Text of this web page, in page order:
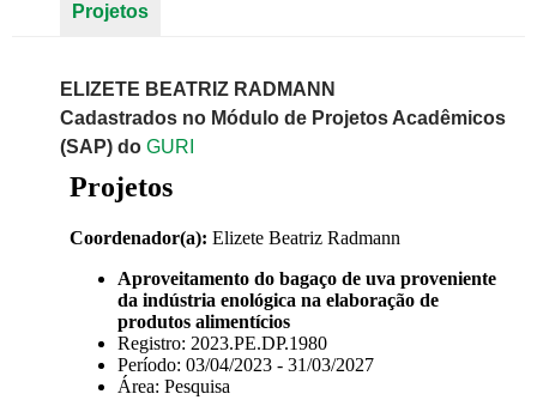
Projetos
ELIZETE BEATRIZ RADMANN
Cadastrados no Módulo de Projetos Acadêmicos
(SAP) do GURI